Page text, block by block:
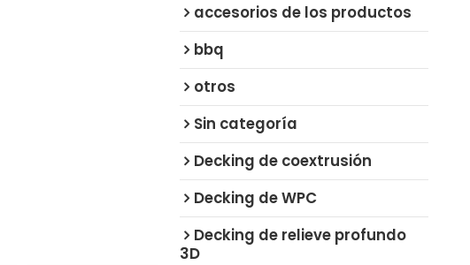
accesorios de los productos
bbq
otros
Sin categoría
Decking de coextrusión
Decking de WPC
Decking de relieve profundo
3D